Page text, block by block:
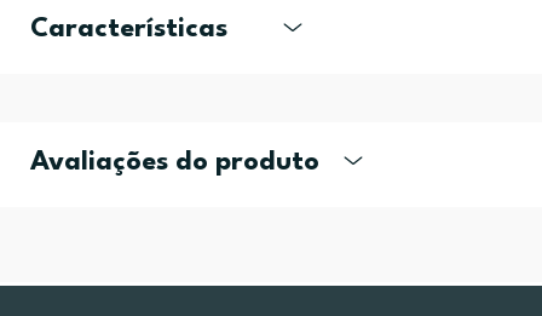
Características
Avaliações do produto